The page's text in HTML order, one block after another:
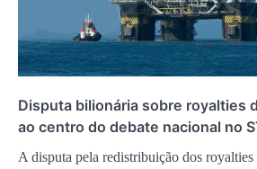
Disputa bilionária sobre royalties
ao centro do debate nacional no
A disputa pela redistribuição dos